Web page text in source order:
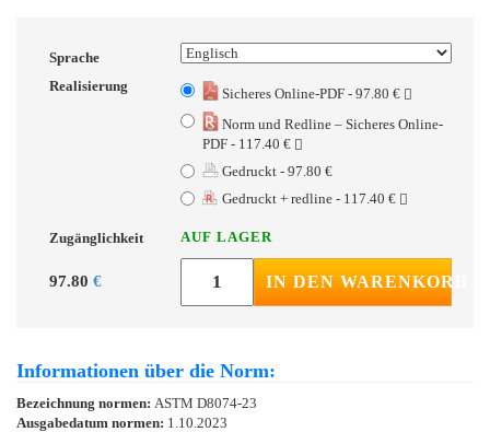
Sprache
Realisierung
Sicheres Online-PDF - 97.80 €
Norm und Redline – Sicheres Online-
PDF - 117.40 €
Gedruckt - 97.80 €
Gedruckt + redline - 117.40 €
Zugänglichkeit AUF LAGER
97.80 € IN DEN WARENKORB
Informationen über die Norm:
Bezeichnung normen: ASTM D8074-23
Ausgabedatum normen: 1.10.2023